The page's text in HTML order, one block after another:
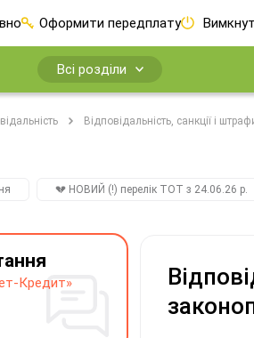
Оформити передплату
Всі розділи
Відповідальність, санкції і
💔 НОВИЙ (!) перелік ТОТ з 24.06.26 р.
Кредит»